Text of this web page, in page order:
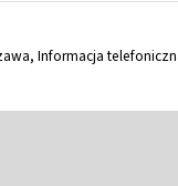
Informacja